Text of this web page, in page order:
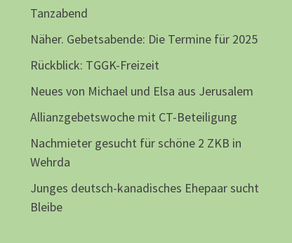
Tanzabend
Näher. Gebetsabende: Die Termine für 2025
Rückblick: TGGK-Freizeit
Neues von Michael und Elsa aus Jerusalem
Allianzgebetswoche mit CT-Beteiligung
Nachmieter gesucht für schöne 2 ZKB in
Wehrda
Junges deutsch-kanadisches Ehepaar sucht
Bleibe